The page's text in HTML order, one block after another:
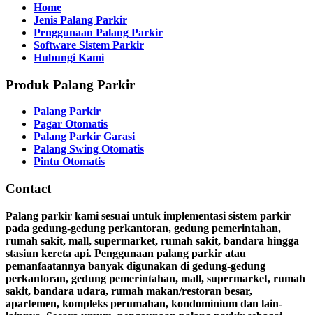
Home
Jenis Palang Parkir
Penggunaan Palang Parkir
Software Sistem Parkir
Hubungi Kami
Produk Palang Parkir
Palang Parkir
Pagar Otomatis
Palang Parkir Garasi
Palang Swing Otomatis
Pintu Otomatis
Contact
Palang parkir kami sesuai untuk implementasi sistem parkir
pada gedung-gedung perkantoran, gedung pemerintahan,
rumah sakit, mall, supermarket, rumah sakit, bandara hingga
stasiun kereta api. Penggunaan palang parkir atau
pemanfaatannya banyak digunakan di gedung-gedung
perkantoran, gedung pemerintahan, mall, supermarket, rumah
sakit, bandara udara, rumah makan/restoran besar,
apartemen, kompleks perumahan, kondominium dan lain-